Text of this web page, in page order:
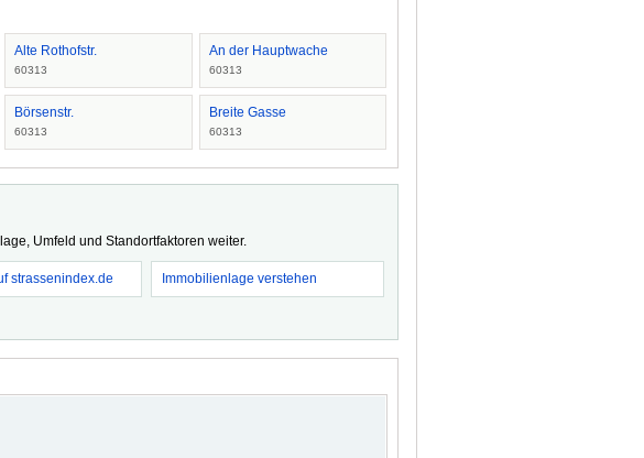
Alte Rothofstr.
60313
An der Hauptwache
60313
Börsenstr.
60313
Breite Gasse
60313
Umfeld und Standortfaktoren weiter.
strassenindex.de Immobilienlage verstehen